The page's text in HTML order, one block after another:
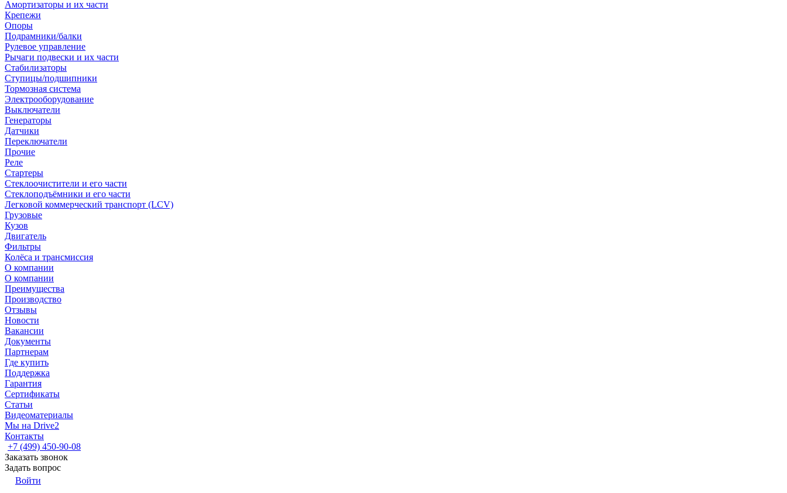
Амортизаторы и их части
Крепежи
Опоры
Подрамники/балки
Рулевое управление
Рычаги подвески и их части
Стабилизаторы
Ступицы/подшипники
Тормозная система
Электрооборудование
Выключатели
Генераторы
Датчики
Переключатели
Прочие
Реле
Стартеры
Стеклоочистители и его части
Стеклоподъёмники и его части
Легковой коммерческий транспорт (LCV)
Грузовые
Кузов
Двигатель
Фильтры
Колёса и трансмиссия
О компании
О компании
Преимущества
Производство
Отзывы
Новости
Вакансии
Документы
Партнерам
Где купить
Поддержка
Гарантия
Сертификаты
Статьи
Видеоматериалы
Мы на Drive2
Контакты
+7 (499) 450-90-08
Заказать звонок
Задать вопрос
Войти